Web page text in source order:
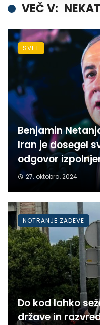
VEČ V:
Benjamin
Iran je dosegel
odgovor
27. oktobra, 2024
SVET
Do kod lahko
države in
NOTRANJE ZADEVE